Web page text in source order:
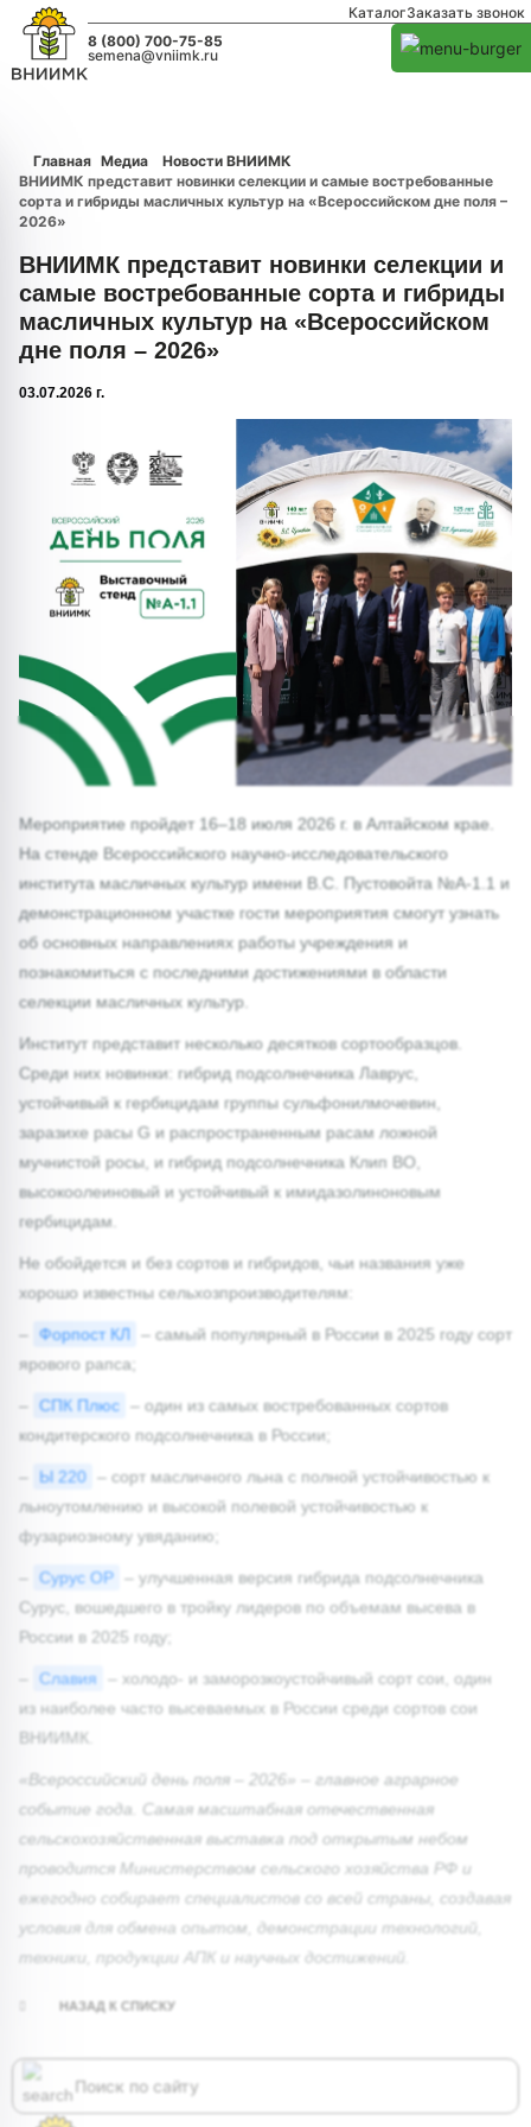
КаталогЗаказать звонок
8 (800) 700-75-85
semena@vniimk.ru
Главная Медиа
Новости ВНИИМК
ВНИИМК представит новинки селекции и самые востребованные
сорта и гибриды масличных культур на «Всероссийском дне поля –
2026»
ВНИИМК представит новинки селекции и
самые востребованные сорта и гибриды
масличных культур на «Всероссийском
дне поля – 2026»
03.07.2026 г.
1/0
Мероприятие пройдет 16–18 июля 2026 г. в Алтайском крае.
На стенде Всероссийского научно-исследовательского
института масличных культур имени В.С. Пустовойта №А-1.1 и
демонстрационном участке гости мероприятия смогут узнать
об основных направлениях работы учреждения и
познакомиться с последними достижениями в области
селекции масличных культур.
Институт представит несколько десятков сортообразцов.
Среди них новинки: гибрид подсолнечника Лаврус,
устойчивый к гербицидам группы сульфонилмочевин,
заразихе расы G и распространенным расам ложной
мучнистой росы, и гибрид подсолнечника Клип ВО,
высокоолеиновый и устойчивый к имидазолиноновым
гербицидам.
Не обойдется и без сортов и гибридов, чьи названия уже
хорошо известны сельхозпроизводителям:
– Форпост КЛ
– самый популярный в России в 2025 году сорт
ярового рапса;
– СПК Плюс
– один из самых востребованных сортов
кондитерского подсолнечника в России;
– Ы 220
– сорт масличного льна с полной устойчивостью к
льноутомлению и высокой полевой устойчивостью к
фузариозному увяданию;
– Сурус ОР
– улучшенная версия гибрида подсолнечника
Сурус, вошедшего в тройку лидеров по объемам высева в
России в 2025 году;
– Славия
– холодо- и заморозкоустойчивый сорт сои, один
из наиболее часто высеваемых в России среди сортов сои
ВНИИМК.
«Всероссийский день поля – 2026» – главное аграрное
событие года. Самая масштабная отечественная
сельскохозяйственная выставка под открытым небом
проводится Министерством сельского хозяйства РФ и
ежегодно собирает специалистов со всей страны, создавая
условия для обмена опытом, демонстрации технологий,
техники, продукции АПК и научных достижений.
НАЗАД К СПИСКУ